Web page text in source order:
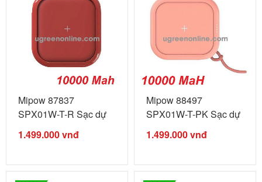
Mipow 87837
SPX01W-T-R Sạc dự
phòng không ...
1.499.000vnđ
Mipow 88497
SPX01W-T-PK Sạc dự
phòng không ...
1.499.000vnđ